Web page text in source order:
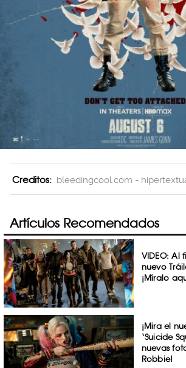
Creditos: bleedingcool.com -
Artículos Recomendados
VIDEO: Al
nuevo
¡Míralo
¡Mira el
‘Suicide
nuevas
Robbie!